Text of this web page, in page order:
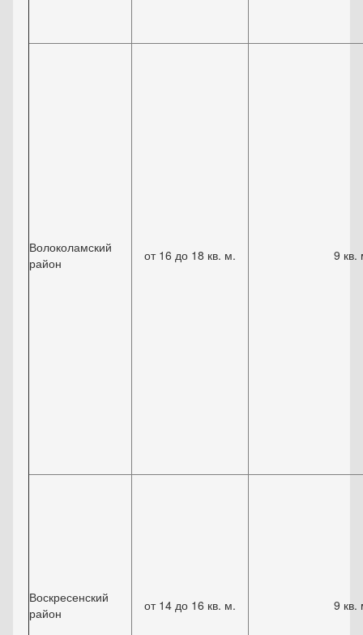
Волоколамский
район
от 16 до 18 кв. м. 9 кв.
Воскресенский
район
от 14 до 16 кв. м. 9 кв.